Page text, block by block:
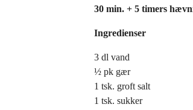
30 min. + 5 timers
Ingredienser
3 dl vand
½ pk gær
1 tsk. groft salt
1 tsk. sukker